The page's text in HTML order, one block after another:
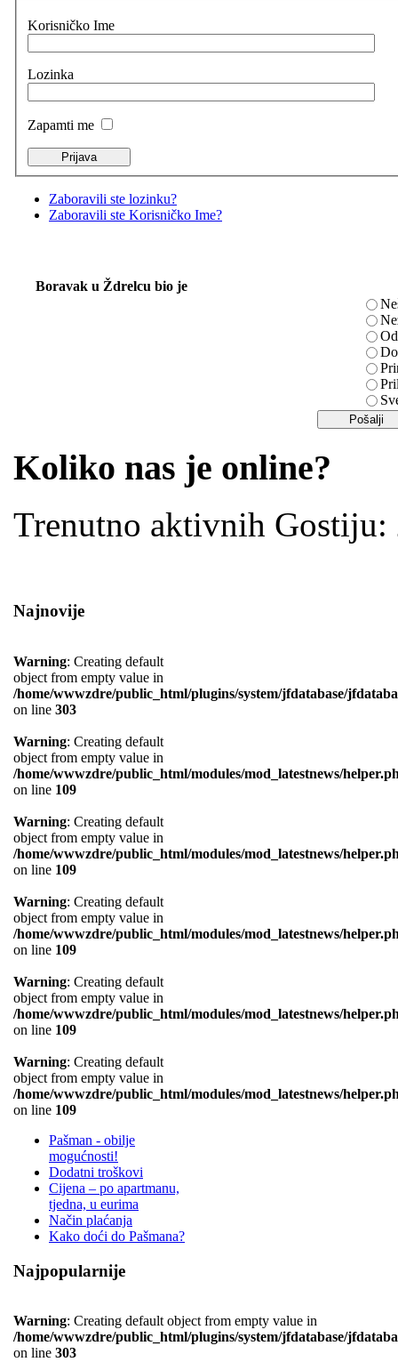
Korisničko Ime
Lozinka
Zapamti me
Zaboravili ste lozinku?
Zaboravili ste Korisničko Ime?
Boravak u Ždrelcu bio je
Koliko nas je online?
Trenutno aktivnih
Najnovije
Warning: Creating default
object from empty value in
/home/wwwzdre/public_html/plugins/system/jfdatabase/
on line 303
Warning: Creating default
object from empty value in
/home/wwwzdre/public_html/modules/mod_latestnews/
on line 109
Warning: Creating default
object from empty value in
/home/wwwzdre/public_html/modules/mod_latestnews/
on line 109
Warning: Creating default
object from empty value in
/home/wwwzdre/public_html/modules/mod_latestnews/
on line 109
Warning: Creating default
object from empty value in
/home/wwwzdre/public_html/modules/mod_latestnews/
on line 109
Warning: Creating default
object from empty value in
/home/wwwzdre/public_html/modules/mod_latestnews/
on line 109
Pašman - obilje
mogućnosti!
Dodatni troškovi
Cijena – po apartmanu,
tjedna, u eurima
Način plaćanja
Kako doći do Pašmana?
Najpopularnije
Warning: Creating default object from empty value in
/home/wwwzdre/public_html/plugins/system/jfdatabase/
on line 303